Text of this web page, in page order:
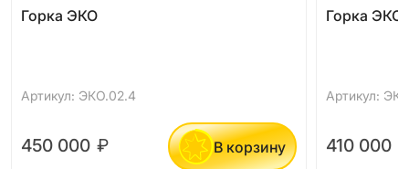
Горка ЭКО
Артикул: ЭКО.02.4
450 000 ₽ В корзину
Горка ЭКО
Артикул:
410 000